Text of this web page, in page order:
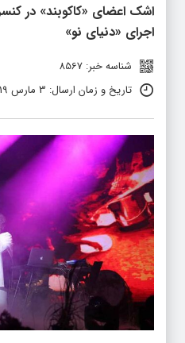
اشک اعضای «کاکوبند» در
اجرای «دنیای نو»
شناسه خبر: 8567
تاریخ و زمان ارسال: 3 مارس 2019 ساعت 15:31